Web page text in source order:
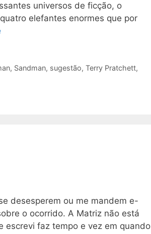
universos de ficção, o
elefantes enormes que por
, Sandman, sugestão,Terry Pratchett,
desesperem ou me mandem e-
o ocorrido. A Matriz não está
escrevi faz tempo e vez em quando